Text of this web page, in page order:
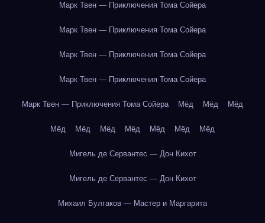
Марк Твен — Приключения Тома Сойера
Марк Твен — Приключения Тома Сойера
Марк Твен — Приключения Тома Сойера
Марк Твен — Приключения Тома Сойера
Марк Твен — Приключения Тома Сойера Мёд Мёд Мёд
Мёд Мёд Мёд Мёд Мёд Мёд Мёд
Мигель де Сервантес — Дон Кихот
Мигель де Сервантес — Дон Кихот
Михаил Булгаков — Мастер и Маргарита